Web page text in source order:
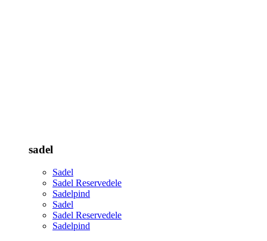
sadel
Sadel
Sadel Reservedele
Sadelpind
Sadel
Sadel Reservedele
Sadelpind